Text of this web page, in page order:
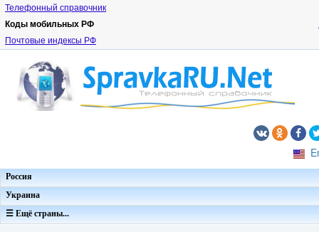
Телефонный справочник
Коды мобильных РФ
Почтовые индексы РФ
Россия
Украина
☰ Ещё страны...